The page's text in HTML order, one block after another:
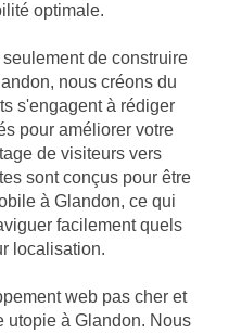
optimale.
de construire
nous créons du
s'engagent à rédiger
pour améliorer votre
de visiteurs vers
sont conçus pour être
à Glandon, ce qui
facilement quels
localisation.
web pas cher et
utopie à Glandon. Nous